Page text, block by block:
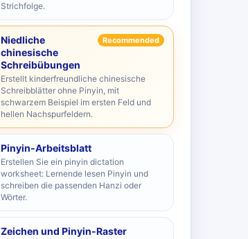
Strichfolge.
Niedliche
chinesische
Schreibübungen
Recommended
Erstellt kinderfreundliche chinesische
Schreibblätter ohne Pinyin, mit
schwarzem Beispiel im ersten Feld und
hellen Nachspurfeldern.
Pinyin-Arbeitsblatt
Erstellen Sie ein pinyin dictation
worksheet: Lernende lesen Pinyin und
schreiben die passenden Hanzi oder
Wörter.
Zeichen und Pinyin-Raster